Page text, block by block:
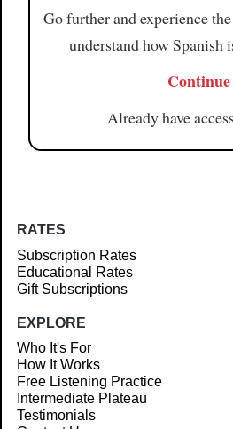
Go further and experience
understand how Spanish
Continue
Already have
RATES
Subscription Rates
Educational Rates
Gift Subscriptions
EXPLORE
Who It's For
How It Works
Free Listening Practice
Intermediate Plateau
Testimonials